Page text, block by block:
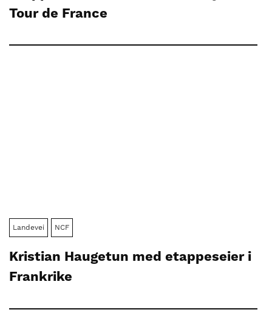
Tour de France
Landevei NCF
Kristian Haugetun med etappeseier i
Frankrike